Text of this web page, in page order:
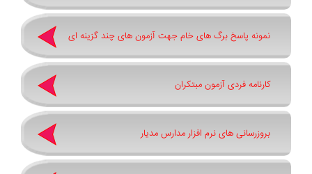
نمونه پاسخ برگ های خام جهت آزمون های چند گزینه ای
کارنامه فردی آزمون مبتکران
بروزرسانی های نرم افزار مدارس مدیار